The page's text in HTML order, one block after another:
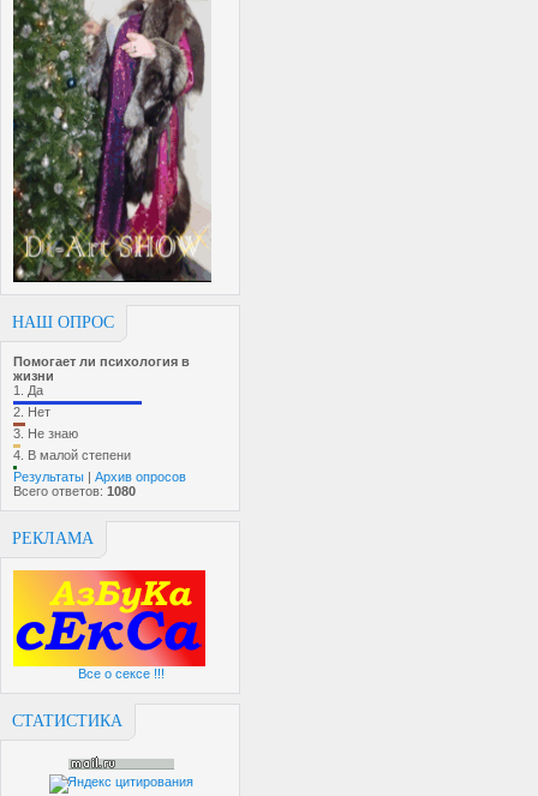
НАШ ОПРОС
Помогает ли психология в
жизни
1. Да
2. Нет
3. Не знаю
4. В малой степени
Результаты | Архив опросов
Всего ответов: 1080
РЕКЛАМА
Все о сексе !!!
СТАТИСТИКА